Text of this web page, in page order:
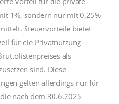
1%, sondern nur mit 0,25%
Steuervorteile bietet
für die Privatnutzung
als
sind. Diese
gelten allerdings nur für
nach dem 30.6.2025